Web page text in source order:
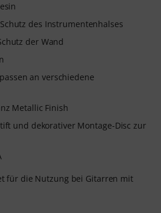
des Instrumentenhalses
der Wand
an verschiedene
Metallic Finish
und dekorativer Montage-Disc zur
für die Nutzung bei Gitarren mit